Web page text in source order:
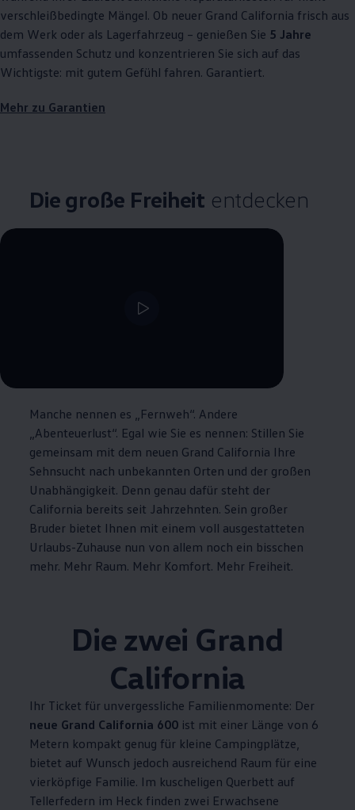
verschleißbedingte Mängel. Ob neuer Grand California frisch aus
dem Werk oder als Lagerfahrzeug – genießen Sie 5 Jahre
umfassenden Schutz und konzentrieren Sie sich auf das
Wichtigste: mit gutem Gefühl fahren. Garantiert.
Mehr zu Garantien
Die große Freiheit entdecken
Manche nennen es „Fernweh“. Andere
„Abenteuerlust“. Egal wie Sie es nennen: Stillen Sie
gemeinsam mit dem neuen Grand California Ihre
Sehnsucht nach unbekannten Orten und der großen
Unabhängigkeit. Denn genau dafür steht der
California bereits seit Jahrzehnten. Sein großer
Bruder bietet Ihnen mit einem voll ausgestatteten
Urlaubs-Zuhause nun von allem noch ein bisschen
mehr. Mehr Raum. Mehr Komfort. Mehr Freiheit.
Die zwei Grand
California
Ihr Ticket für unvergessliche Familienmomente: Der
neue Grand California 600 ist mit einer Länge von 6
Metern kompakt genug für kleine Campingplätze,
bietet auf Wunsch jedoch ausreichend Raum für eine
vierköpfige Familie. Im kuscheligen Querbett auf
Tellerfedern im Heck finden zwei Erwachsene